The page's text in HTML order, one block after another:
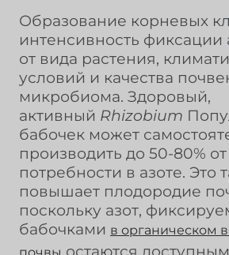
Образование корневых
интенсивность фиксации
от вида растения,
условий и качества
микробиома. Здоровый,
активный Rhizobium
бабочек может
производить до 50-80%
потребности в азоте. Это
повышает плодородие
поскольку азот,
бабочками в органическом
остаются